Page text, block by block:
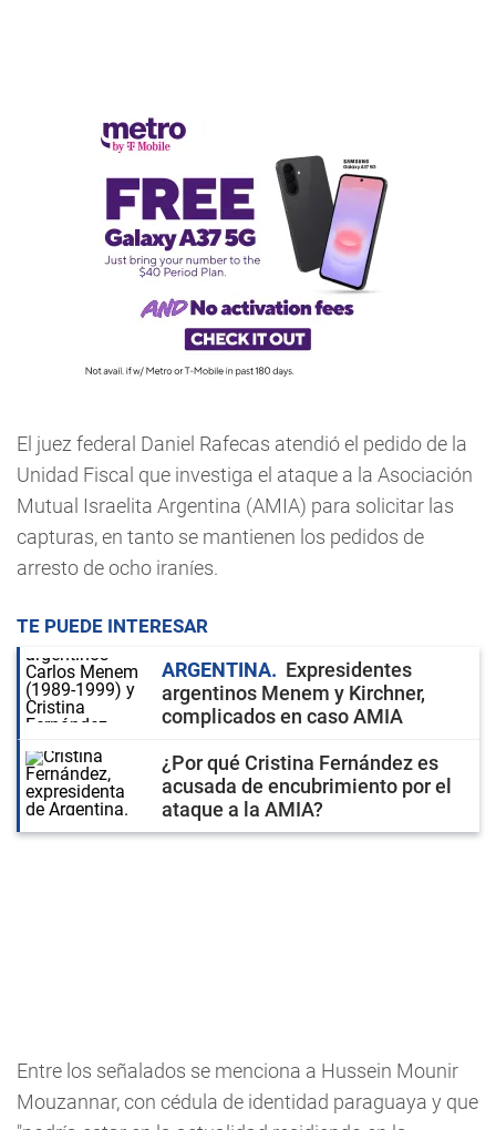
El juez federal Daniel Rafecas atendió el pedido de la
Unidad Fiscal que investiga el ataque a la Asociación
Mutual Israelita Argentina (AMIA) para solicitar las
capturas, en tanto se mantienen los pedidos de
arresto de ocho iraníes.
TE PUEDE INTERESAR
ARGENTINA
Expresidentes
argentinos Menem y Kirchner,
complicados en caso AMIA
¿Por qué Cristina Fernández es
acusada de encubrimiento por el
ataque a la AMIA?
Entre los señalados se menciona a Hussein Mounir
Mouzannar, con cédula de identidad paraguaya y que